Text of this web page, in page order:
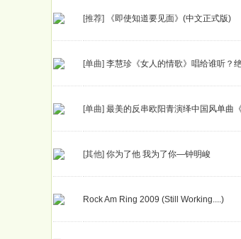
[推荐] 《即使知道要见面》(中文正式版)
[单曲] 李慧珍《女人的情歌》唱给谁听？
[单曲] 最美的反串欧阳青演绎中国风单曲
[其他] 你为了他 我为了你—钟明峻
Rock Am Ring 2009 (Still Working....)